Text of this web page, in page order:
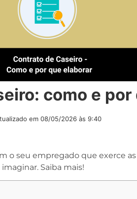
como e
em 08/05/2026 às 9:40
o seu empregado que exerce
Saiba mais!